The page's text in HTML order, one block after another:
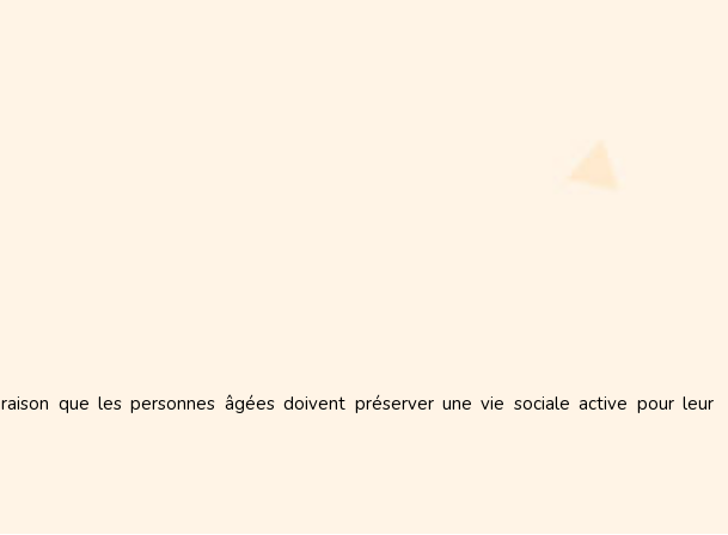
que les personnes âgées doivent préserver une vie sociale active pour leur